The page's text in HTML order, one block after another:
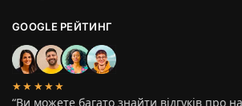
GOOGLE РЕЙТИНГ
★★★★★
“Ви можете багато знайти відгуків про